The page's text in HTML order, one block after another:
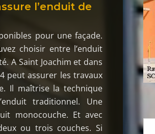
l’enduit de
pour une façade.
choisir entre l’enduit
A Saint Joachim et dans
peut assurer les travaux
Il maîtrise la technique
traditionnel. Une
monocouche. Et avec
ou trois couches. Si